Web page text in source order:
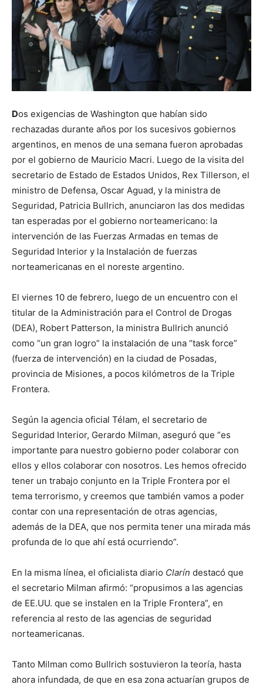
Dos exigencias de Washington que habían sido
rechazadas durante años por los sucesivos gobiernos
argentinos, en menos de una semana fueron aprobadas
por el gobierno de Mauricio Macri. Luego de la visita del
secretario de Estado de Estados Unidos, Rex Tillerson, el
ministro de Defensa, Oscar Aguad, y la ministra de
Seguridad, Patricia Bullrich, anunciaron las dos medidas
tan esperadas por el gobierno norteamericano: la
intervención de las Fuerzas Armadas en temas de
Seguridad Interior y la Instalación de fuerzas
norteamericanas en el noreste argentino.
El viernes 10 de febrero, luego de un encuentro con el
titular de la Administración para el Control de Drogas
(DEA), Robert Patterson, la ministra Bullrich anunció
como “un gran logro” la instalación de una “task force”
(fuerza de intervención) en la ciudad de Posadas,
provincia de Misiones, a pocos kilómetros de la Triple
Frontera.
Según la agencia oficial Télam, el secretario de
Seguridad Interior, Gerardo Milman, aseguró que “es
importante para nuestro gobierno poder colaborar con
ellos y ellos colaborar con nosotros. Les hemos ofrecido
tener un trabajo conjunto en la Triple Frontera por el
tema terrorismo, y creemos que también vamos a poder
contar con una representación de otras agencias,
además de la DEA, que nos permita tener una mirada más
profunda de lo que ahí está ocurriendo”.
En la misma línea, el oficialista diario Clarín destacó que
el secretario Milman afirmó: “propusimos a las agencias
de EE.UU. que se instalen en la Triple Frontera”, en
referencia al resto de las agencias de seguridad
norteamericanas.
Tanto Milman como Bullrich sostuvieron la teoría, hasta
ahora infundada, de que en esa zona actuarían grupos de